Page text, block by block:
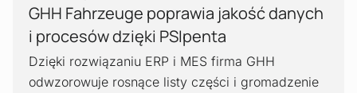
jest bardziej niezawodny niż jakikolwiek inny.
Niskie koszty utrzymania
GHH Fahrzeuge poprawia jakość danych
i procesów dzięki PSIpenta
Dzięki rozwiązaniu ERP i MES firma GHH
odwzorowuje rosnące listy części i gromadzenie